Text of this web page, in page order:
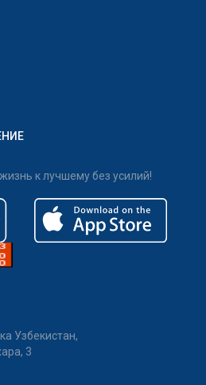
к лучшему без усилий!
Узбекистан,
3